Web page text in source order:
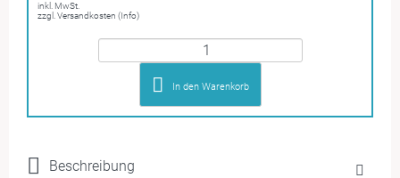
inkl. MwSt.
zzgl. Versandkosten (Info)
In den Warenkorb
Beschreibung